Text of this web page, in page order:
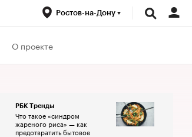
Ростов-на-Дону
О проекте
РБК Тренды
Что такое «синдром
жареного риса» — как
предотвратить бытовое